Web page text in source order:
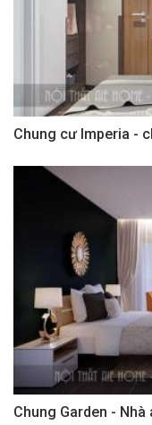
Chung cư Imperia -
Chung Garden - Nhà